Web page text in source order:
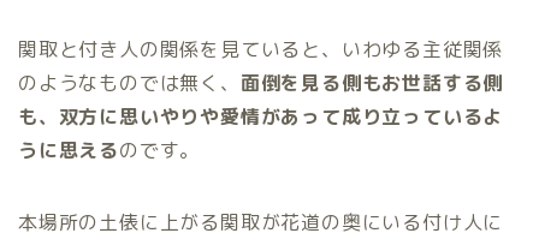
関取と付き人の関係を見ていると、いわゆる主従関係
のようなものでは無く、 面倒を見る側もお世話する側
も、双方に思いやりや愛情があって成り立っているよ
うに思えるのです。
本場所の土俵に上がる関取が花道の奥にいる付け人に